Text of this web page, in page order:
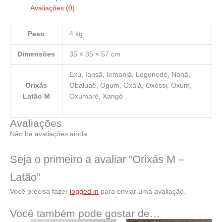
Avaliações (0)
Peso 4 kg
Dimensões 35 × 35 × 57 cm
Orixás
Latão M
Exú, Iansã, Iemanjá, Logunedé, Nanã,
Obaluaê, Ogum, Oxalá, Oxóssi, Oxum,
Oxumarê, Xangô
Avaliações
Não há avaliações ainda.
Seja o primeiro a avaliar “Orixás M –
Latão”
Você precisa fazer logged in para enviar uma avaliação.
Você também pode gostar de…